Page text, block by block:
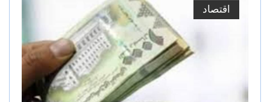
اقتصاد